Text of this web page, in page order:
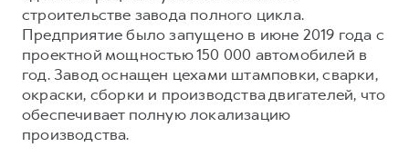
строительстве завода полного цикла.
Предприятие было запущено в июне 2019 года с
проектной мощностью 150 000 автомобилей в
год. Завод оснащен цехами штамповки, сварки,
окраски, сборки и производства двигателей, что
обеспечивает полную локализацию
производства.